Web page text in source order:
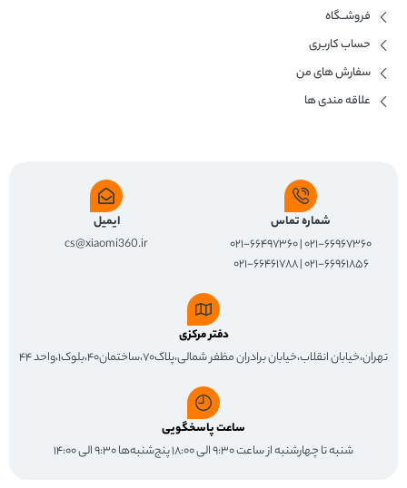
فروشــگاه
حساب کاربری
سفارش های من
علاقه مندی ها
شماره تماس
۰۲۱-۶۶۹۶۷۳۶۰ | ۰۲۱-۶۶۴۹۷۳۶۰
۰۲۱-۶۶۹۶۱۸۵۶ | ۰۲۱-۶۶۴۶۱۷۸۸
ایمیل
cs@xiaomi360.ir
دفتر مرکزی
تهران،خیابان انقلاب،خیابان برادران مظفر شمالی،پلاک۷۰،ساختمان۴۰،بلوک۱،واحد ۴۴
ساعت پاسخگویی
شنبه تا چهارشنبه از ساعت ۹:۳۰ الی ۱۸:۰۰ پنج‌شنبه‌ها ۹:۳۰ الی ۱۴:۰۰